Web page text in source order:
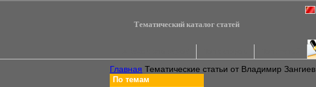
Тематический каталог статей
Главная Тематические статьи от Владимир Зангиев
По темам